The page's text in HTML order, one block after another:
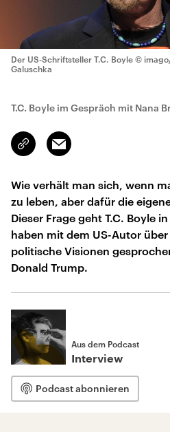
Der US-Schriftsteller T.C. Boyle ©
Galuschka
T.C. Boyle im Gespräch mit Nana
Link
kopieren/teilen
Email
Wie verhält man sich, wenn
zu leben, aber dafür die
Dieser Frage geht T.C. Boyle
haben mit dem US-Autor
politische Visionen
Donald Trump.
Aus dem Podcast
Interview
Podcast abonnieren